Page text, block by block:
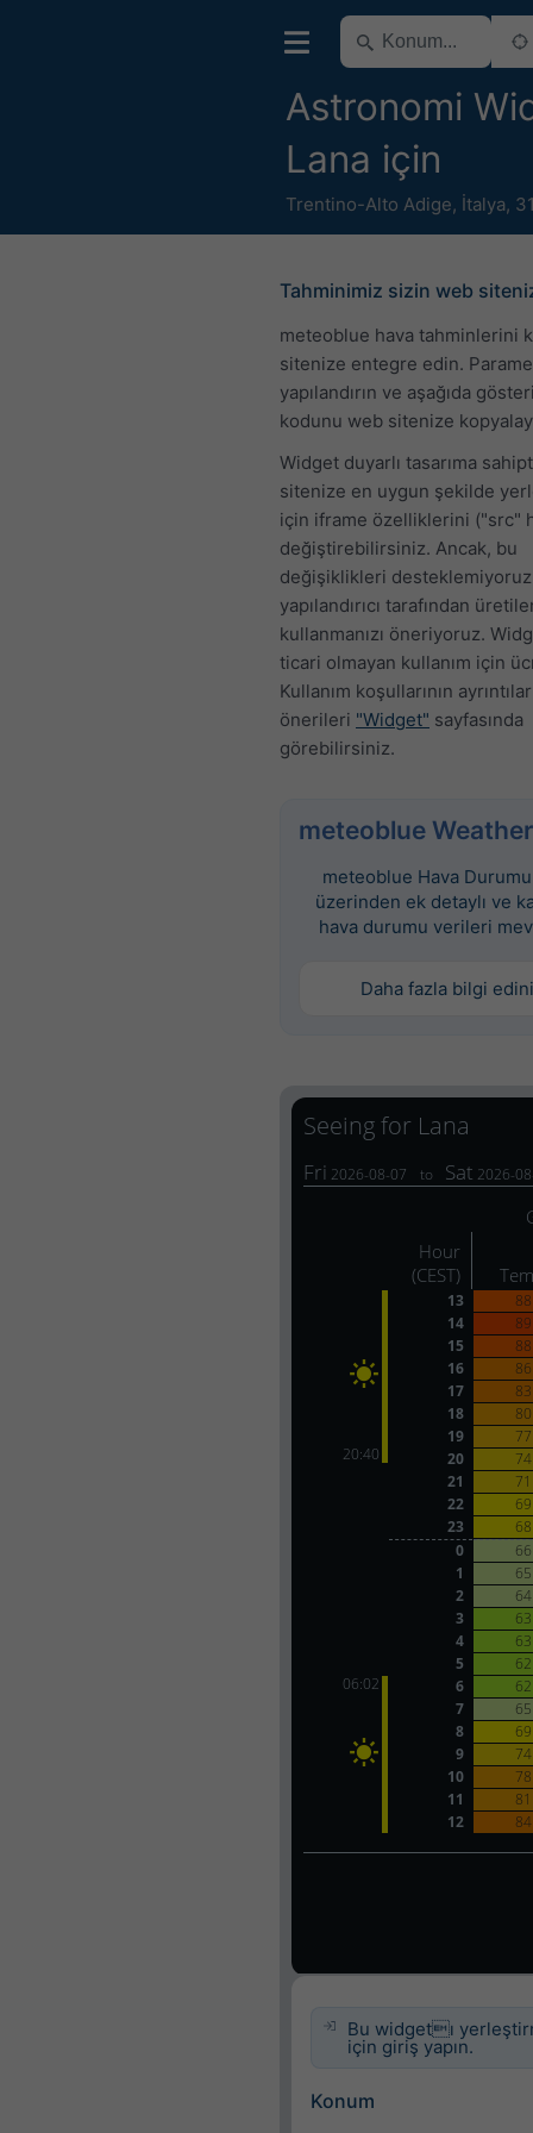
Astronomi
Lana için
Trentino-Alto Adige, İtalya,
Tahminimiz sizin web
meteoblue hava tahminlerini
sitenize entegre edin.
yapılandırın ve aşağıda
kodunu web sitenize
Widget duyarlı tasarıma
sitenize en uygun şekilde
için iframe özelliklerini ("src"
değiştirebilirsiniz. Ancak, bu
değişiklikleri
yapılandırıcı tarafından
kullanmanızı öneriyoruz.
ticari olmayan kullanım için
Kullanım koşullarının
önerileri "Widget" sayfasında
görebilirsiniz.
meteoblue
meteoblue Hava
üzerinden ek detaylı ve
hava durumu verileri
Daha fazla bilgi
Bu widgetı
için giriş yapın.
Konum